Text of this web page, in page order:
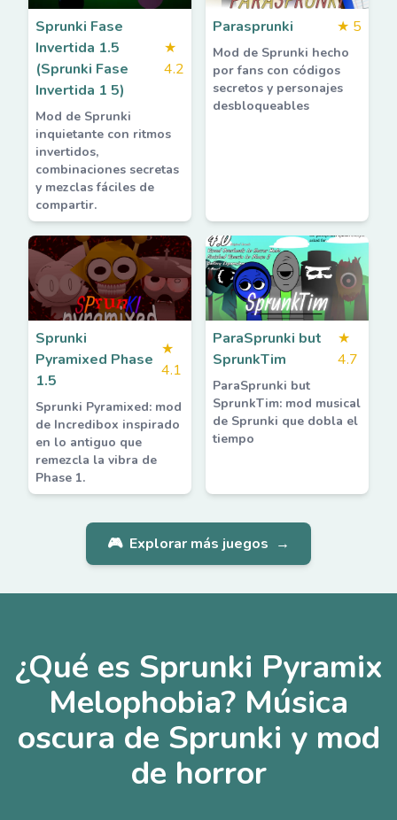
Sprunki Fase
Invertida 1.5
(Sprunki Fase
Invertida 1 5)
★
4.2
Mod de Sprunki
inquietante con ritmos
invertidos,
combinaciones secretas
y mezclas fáciles de
compartir.
Parasprunki ★ 5
Mod de Sprunki hecho
por fans con códigos
secretos y personajes
desbloqueables
Sprunki
Pyramixed Phase
1.5
★
4.1
Sprunki Pyramixed: mod
de Incredibox inspirado
en lo antiguo que
remezcla la vibra de
Phase 1.
ParaSprunki but
SprunkTim
★
4.7
ParaSprunki but
SprunkTim: mod musical
de Sprunki que dobla el
tiempo
🎮 Explorar más juegos →
¿Qué es Sprunki Pyramix
Melophobia? Música
oscura de Sprunki y mod
de horror